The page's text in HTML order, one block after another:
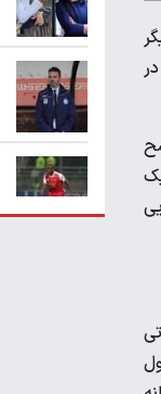
ترشح
توانایی